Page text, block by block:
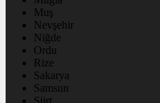
Muş
Nevşehir
Niğde
Ordu
Rize
Sakarya
Samsun
Siirt